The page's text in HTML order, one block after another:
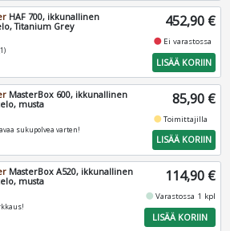
HAF 700, ikkunallinen
Titanium Grey
452,90 €
fiber_manual_record Ei varastossa
LISÄÄ KORIIN
MasterBox 600, ikkunallinen
musta
sukupolvea varten!
85,90 €
fiber_manual_recordToimittajilla
LISÄÄ KORIIN
MasterBox A520, ikkunallinen
musta
114,90 €
fiber_manual_record Varastossa 1 kpl
LISÄÄ KORIIN